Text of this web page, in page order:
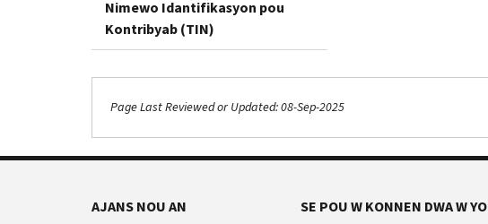
Nimewo Idantifikasyon pou
Kontribyab (TIN)
Page Last Reviewed or Updated: 08-Sep-2025
AJANS NOU AN
SE POU W KONNEN DWA W YO